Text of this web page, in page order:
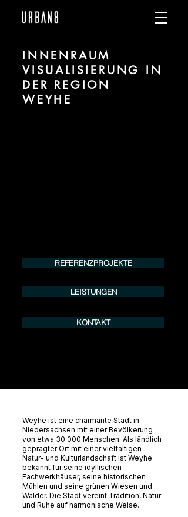
INNENRAUM
VISUALISIERUNG IN
DER REGION
WEYHE
REFERENZPROJEKTE
LEISTUNGEN
KONTAKT
Weyhe ist eine charmante Stadt in
Niedersachsen mit einer Bevölkerung
von etwa 30.000 Menschen. Als ländlich
geprägter Ort mit einer vielfältigen
Natur- und Kulturlandschaft ist Weyhe
bekannt für seine idyllischen
Fachwerkhäuser, seine historischen
Mühlen und seine grünen Wiesen und
Wälder. Die Stadt vereint Tradition, Natur
und Ruhe auf harmonische Weise.